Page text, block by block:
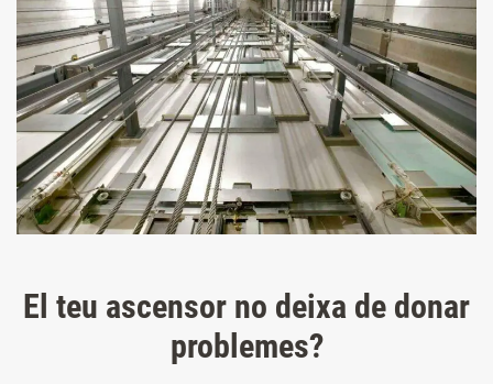
El teu ascensor no deixa de donar
problemes?